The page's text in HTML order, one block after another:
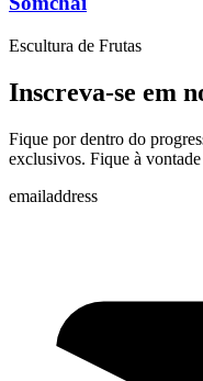
Escultura de Frutas
Inscreva-se em
Fique por dentro do
exclusivos. Fique à
emailaddress